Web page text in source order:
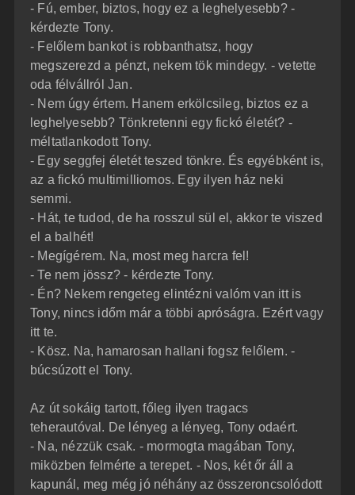
- Fú, ember, biztos, hogy ez a leghelyesebb? -
kérdezte Tony.
- Felőlem bankot is robbanthatsz, hogy
megszerezd a pénzt, nekem tök mindegy. - vetette
oda félvállról Jan.
- Nem úgy értem. Hanem erkölcsileg, biztos ez a
leghelyesebb? Tönkretenni egy fickó életét? -
méltatlankodott Tony.
- Egy seggfej életét teszed tönkre. És egyébként is,
az a fickó multimilliomos. Egy ilyen ház neki
semmi.
- Hát, te tudod, de ha rosszul sül el, akkor te viszed
el a balhét!
- Megígérem. Na, most meg harcra fel!
- Te nem jössz? - kérdezte Tony.
- Én? Nekem rengeteg elintézni valóm van itt is
Tony, nincs időm már a többi apróságra. Ezért vagy
itt te.
- Kösz. Na, hamarosan hallani fogsz felőlem. -
búcsúzott el Tony.
Az út sokáig tartott, főleg ilyen tragacs
teherautóval. De lényeg a lényeg, Tony odaért.
- Na, nézzük csak. - mormogta magában Tony,
miközben felmérte a terepet. - Nos, két őr áll a
kapunál, meg még jó néhány az összeroncsolódott